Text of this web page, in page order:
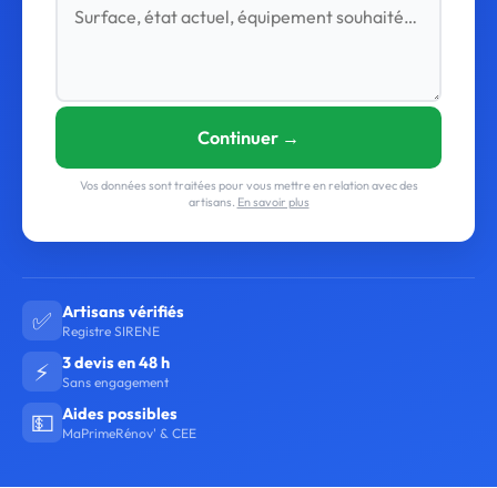
Continuer →
Vos données sont traitées pour vous mettre en relation avec des
artisans. En savoir plus
✅ Artisans vérifiés
Registre SIRENE
⚡ 3 devis en 48 h
Sans engagement
💵 Aides possibles
MaPrimeRénov' & CEE